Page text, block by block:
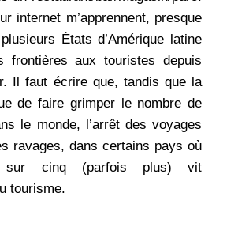
internet m’apprennent, presque
États d’Amérique latine
frontières aux touristes depuis
Il faut écrire que, tandis que la
de faire grimper le nombre de
le monde, l’arrêt des voyages
ravages, dans certains pays où
sur cinq (parfois plus) vit
tourisme.